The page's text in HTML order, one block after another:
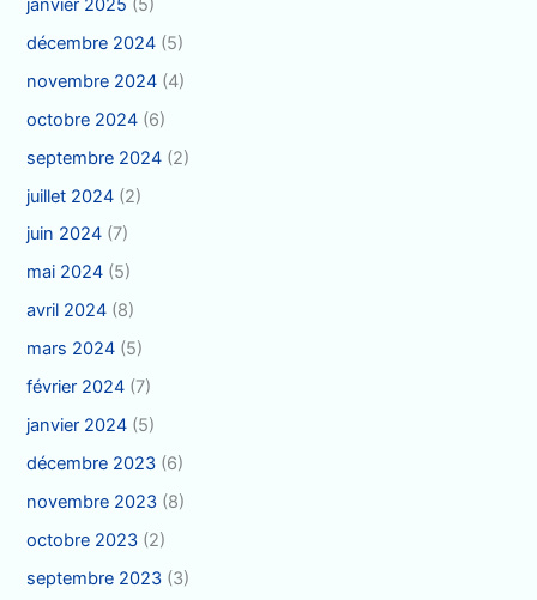
janvier 2025 (5)
décembre 2024 (5)
novembre 2024 (4)
octobre 2024 (6)
septembre 2024 (2)
juillet 2024 (2)
juin 2024 (7)
mai 2024 (5)
avril 2024 (8)
mars 2024 (5)
février 2024 (7)
janvier 2024 (5)
décembre 2023 (6)
novembre 2023 (8)
octobre 2023 (2)
septembre 2023 (3)